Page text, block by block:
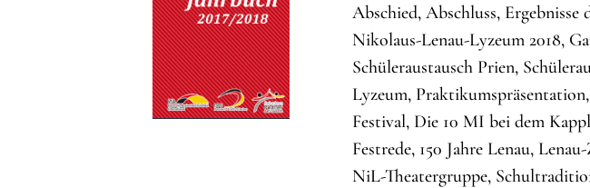
Abschied, Abschluss,
Nikolaus-Lenau-Lyzeum 2018,
Schüleraustausch Prien,
Lyzeum,
Festival, Die 10 MI bei dem
Festrede, 150 Jahre Lenau,
NiL-Theatergruppe,